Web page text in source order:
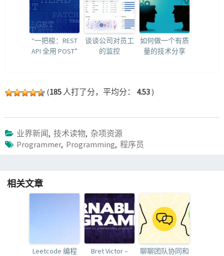
“一把梭：REST
API 全用 POST”
谈谈公司对员工
的监控
如何做一个有质
量的技术分享
(185 人打了分，平均分： 4.53 )
业界新闻, 技术读物, 杂项资源
Programmer, Programming, 程序员
相关文章
Leetcode 编程
Bret Victor –
聊聊团队协同和